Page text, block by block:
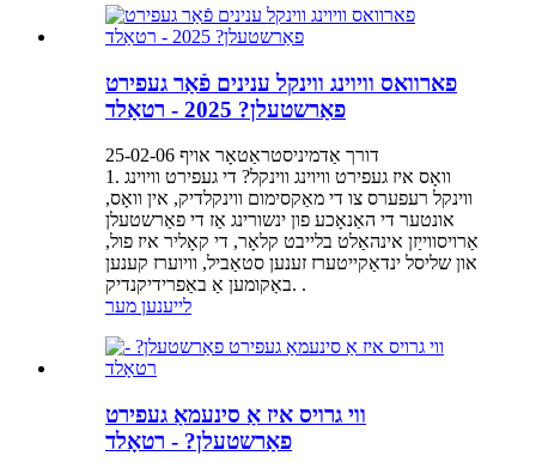
פארוואס וויוינג ווינקל ענינים פֿאַר געפירט
פאַרשטעלן? 2025 - רטאַלד
דורך אַדמיניסטראַטאָר אויף 25-02-06
1. וואָס איז געפירט וויוינג ווינקל? די געפירט וויוינג
ווינקל רעפערס צו די מאַקסימום ווינקלדיק, אין וואָס,
אונטער די האַנאָכע פון ​​ינשורינג אַז די פאַרשטעלן
אַרויסווייַזן אינהאַלט בלייבט קלאָר, די קאָליר איז פול,
און שליסל ינדאַקייטערז זענען סטאַביל, וויוערז קענען
באַקומען אַ באַפרידיקנדיק. .
לייענען מער
ווי גרויס איז אַ סינעמאַ געפירט
פאַרשטעלן? - רטאָלד